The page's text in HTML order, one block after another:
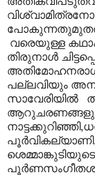
പോകുന്നതുമുതല്‍
വരെയുള്ള
തിരുനാള്‍
പല്ലവിയും
സാവേരിയിൽ
ആറുചരണങ്ങളും